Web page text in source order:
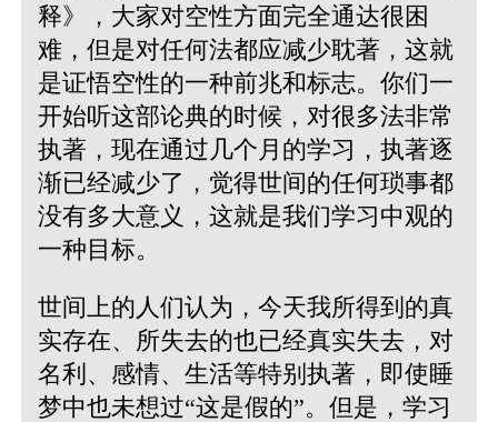
释》，大家对空性方面完全通达很困
难，但是对任何法都应减少耽著，这就
是证悟空性的一种前兆和标志。你们一
开始听这部论典的时候，对很多法非常
执著，现在通过几个月的学习，执著逐
渐已经减少了，觉得世间的任何琐事都
没有多大意义，这就是我们学习中观的
一种目标。
世间上的人们认为，今天我所得到的真
实存在、所失去的也已经真实失去，对
名利、感情、生活等特别执著，即使睡
梦中也未想过“这是假的”。但是，学习